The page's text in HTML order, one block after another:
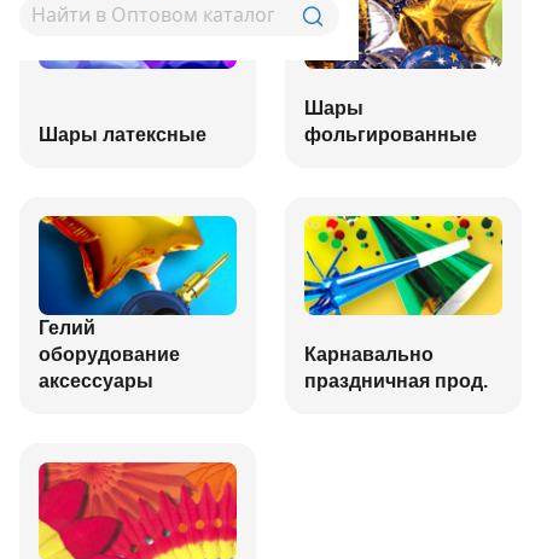
Шары латексные
Шары
фольгированные
Гелий
оборудование
аксессуары
Карнавально
праздничная прод.